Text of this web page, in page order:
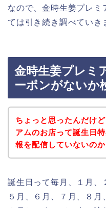
なので、金時生姜プレミ
ては引き続き調べていき
金時生姜プレミ
ーポンがないか
ちょっと思ったんだけ
アムのお店って誕生日
報を配信していないのか
誕生日って毎月、１月、
５月、６月、７月、８月